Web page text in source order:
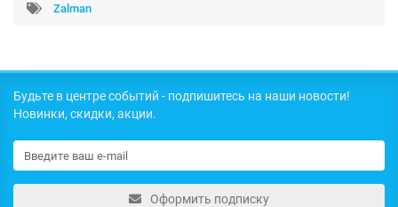
Zalman
Будьте в центре событий - подпишитесь на наши новости!
Новинки, скидки, акции.
Оформить подписку